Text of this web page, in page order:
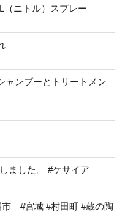
（ニトル）スプレー
ャンプーとトリートメン
ました。 #ケサイア
市 #宮城 #村田町 #蔵の陶